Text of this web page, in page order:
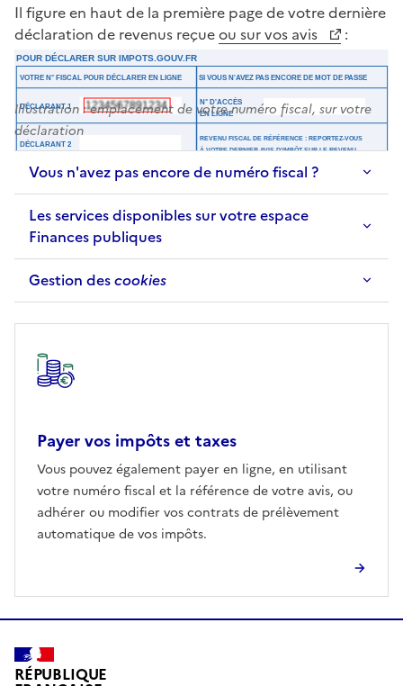
Il figure en haut de la première page de votre dernière
déclaration de revenus reçueou sur vos avis :
Illustration : emplacement de votre numéro fiscal, sur votre
déclaration
Vous n'avez pas encore de numéro fiscal ?
Les services disponibles sur votre espace
Finances publiques
Gestion descookies
Autre rubrique
Payer vos impôts et taxes
Vous pouvez également payer en ligne, en utilisant
votre numéro fiscal et la référence de votre avis, ou
adhérer ou modifier vos contrats de prélèvement
automatique de vos impôts.
RÉPUBLIQUE